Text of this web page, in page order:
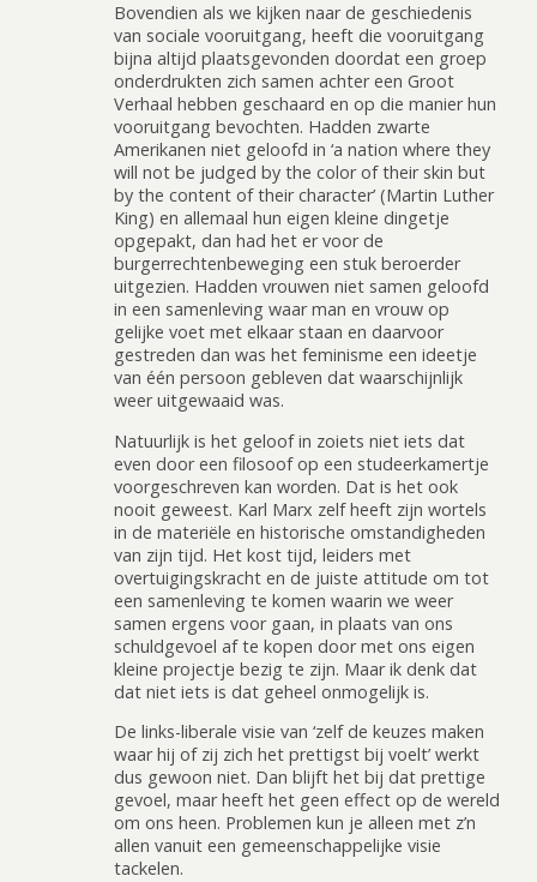
Bovendien als we kijken naar de geschiedenis
van sociale vooruitgang, heeft die vooruitgang
bijna altijd plaatsgevonden doordat een groep
onderdrukten zich samen achter een Groot
Verhaal hebben geschaard en op die manier hun
vooruitgang bevochten. Hadden zwarte
Amerikanen niet geloofd in ‘a nation where they
will not be judged by the color of their skin but
by the content of their character’ (Martin Luther
King) en allemaal hun eigen kleine dingetje
opgepakt, dan had het er voor de
burgerrechtenbeweging een stuk beroerder
uitgezien. Hadden vrouwen niet samen geloofd
in een samenleving waar man en vrouw op
gelijke voet met elkaar staan en daarvoor
gestreden dan was het feminisme een ideetje
van één persoon gebleven dat waarschijnlijk
weer uitgewaaid was.
Natuurlijk is het geloof in zoiets niet iets dat
even door een filosoof op een studeerkamertje
voorgeschreven kan worden. Dat is het ook
nooit geweest. Karl Marx zelf heeft zijn wortels
in de materiële en historische omstandigheden
van zijn tijd. Het kost tijd, leiders met
overtuigingskracht en de juiste attitude om tot
een samenleving te komen waarin we weer
samen ergens voor gaan, in plaats van ons
schuldgevoel af te kopen door met ons eigen
kleine projectje bezig te zijn. Maar ik denk dat
dat niet iets is dat geheel onmogelijk is.
De links-liberale visie van ‘zelf de keuzes maken
waar hij of zij zich het prettigst bij voelt’ werkt
dus gewoon niet. Dan blijft het bij dat prettige
gevoel, maar heeft het geen effect op de wereld
om ons heen. Problemen kun je alleen met z’n
allen vanuit een gemeenschappelijke visie
tackelen.